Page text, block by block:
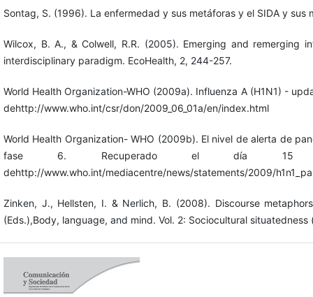
Sontag, S. (1996). La enfermedad y sus metáforas y el SIDA y sus
Wilcox, B. A., & Colwell, R.R. (2005). Emerging and remerging
interdisciplinary paradigm. EcoHealth, 2, 244-257.
World Health Organization-WHO (2009a). Influenza A (H1N1) -
dehttp://www.who.int/csr/don/2009_06_01a/en/index.html
World Health Organization- WHO (2009b). El nivel de alerta de
fase 6. Recuperado el día
dehttp://www.who.int/mediacentre/news/statements/2009/
Zinken, J., Hellsten, I. & Nerlich, B. (2008). Discourse
(Eds.),Body, language, and mind. Vol. 2: Sociocultural